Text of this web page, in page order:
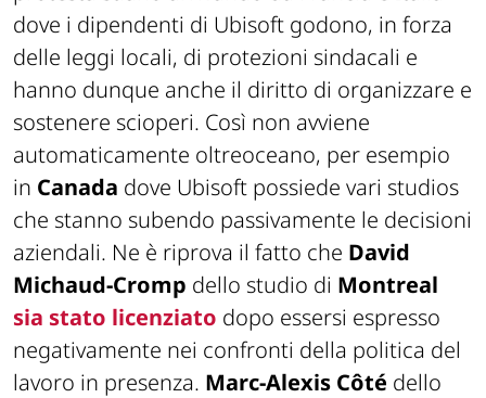
dove i dipendenti di Ubisoft godono, in forza
delle leggi locali, di protezioni sindacali e
hanno dunque anche il diritto di organizzare e
sostenere scioperi. Così non avviene
automaticamente oltreoceano, per esempio
in Canada dove Ubisoft possiede vari studios
che stanno subendo passivamente le decisioni
aziendali. Ne è riprova il fatto che David
Michaud-Cromp dello studio di Montreal
sia stato licenziato dopo essersi espresso
negativamente nei confronti della politica del
lavoro in presenza. Marc-Alexis Côté dello